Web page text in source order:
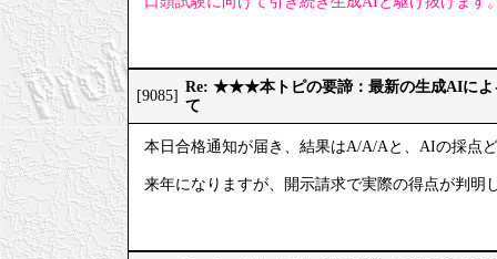
[9085]
Re: ★★★本トピの要諦：最新の生成AIによ
て
本日合格通知が届き、結果はA/A/Aと、AIの採点
来年になりますが、開示請求で実際の得点が判明